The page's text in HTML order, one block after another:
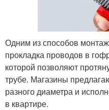
Одним из способов
прокладка проводов в
которой позволяют
трубе. Магазины
разного диаметра и
в квартире.